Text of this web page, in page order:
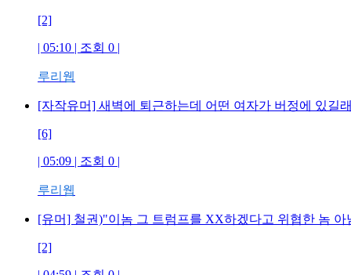
[2]
| 05:10 | 조회 0 |
루리웹
[자작유머] 새벽에 퇴근하는데 어떤 여자가 버정에 있길
[6]
| 05:09 | 조회 0 |
루리웹
[유머] 철권)"이놈 그 트럼프를 XX하겠다고 위협한 놈 아
[2]